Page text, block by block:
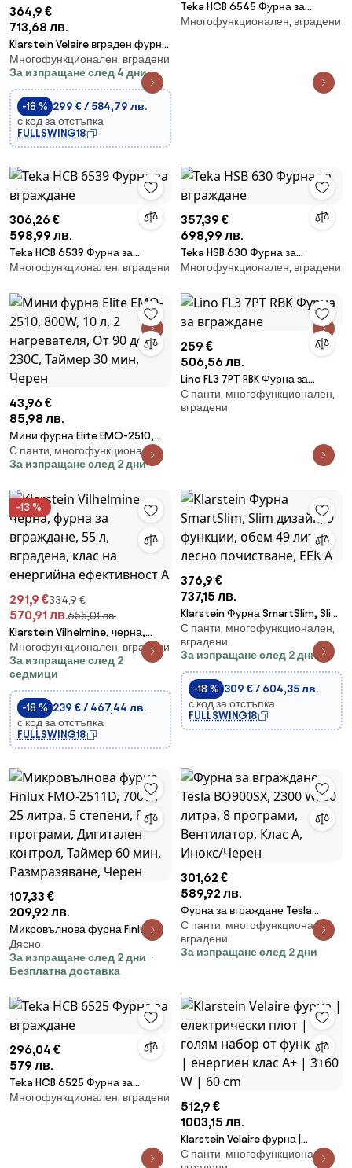
364,9 €
713,68 лв.
Klarstein Velaire вграден фурна
| 49 л | Клас на енергийна
ефективност A | 2350 W | Черен
| 45 см
Многофункционален, вградени
За изпращане след 4 дни
-18 % 299 € / 584,79 лв.
с код за отстъпка
FULLSWING18
Teka HCB 6545 Фурна за
вграждане
Многофункционален, вградени
306,26 €
598,99 лв.
Teka HCB 6539 Фурна за
вграждане
Многофункционален, вградени
357,39 €
698,99 лв.
Teka HSB 630 Фурна за
вграждане
Многофункционален, вградени
43,96 €
85,98 лв.
Мини фурна Elite EMO-2510,
800W, 10 л, 2 нагревателя, От
90 до 230C, Таймер 30 мин,
С панти, многофункционален
За изпращане след 2 дни
259 €
506,56 лв.
Lino FL3 7PТ RBK Фурна за
вграждане
С панти, многофункционален,
вградени
-13 %
291,9 €334,9 €
570,91 лв.655,01 лв.
Klarstein Vilhelmine, черна,
фурна за вграждане, 55 л,
вградена, клас на енергийна
ефективност А
Многофункционален, вградени
За изпращане след 2
седмици
-18 % 239 € / 467,44 лв.
с код за отстъпка
FULLSWING18
376,9 €
737,15 лв.
Klarstein Фурна SmartSlim, Slim
дизайн, 9 функции, обем 49
литра, лесно почистване, EEK A
С панти, многофункционален,
вградени
За изпращане след 2 дни
-18 % 309 € / 604,35 лв.
с код за отстъпка
FULLSWING18
107,33 €
209,92 лв.
Микровълнова фурна Finlux
FMO-2511D, 700W, 25 литра, 5
степени, 8 програми,
Дигитален контрол, Таймер 60
Дясно
За изпращане след 2 дни
Безплатна доставка
301,62 €
589,92 лв.
Фурна за вграждане Tesla
BO900SX, 2300 W, 80 литра, 8
програми, Вентилатор, Клас А,
Инокс/Черен
С панти, многофункционален,
вградени
За изпращане след 2 дни
296,04 €
579 лв.
Teka HCB 6525 Фурна за
вграждане
Многофункционален, вградени
512,9 €
1003,15 лв.
Klarstein Velaire фурна |
електрически плот | голям
С панти, многофункционален,